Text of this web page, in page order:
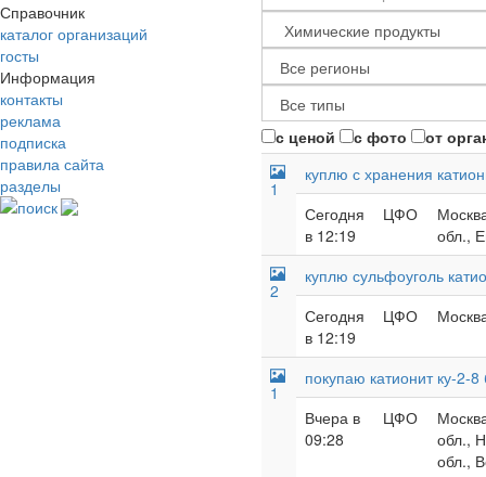
Справочник
каталог организаций
госты
Информация
контакты
реклама
подписка
правила сайта
разделы
поиск
с ценой с фото от
1
куплю с хранения
Сегодня
в 12:19
ЦФО
обл.,
2
куплю сульфоуголь
Сегодня
в 12:19
ЦФО
1
покупаю катионит ку-2-
Вчера в
09:28
ЦФО
обл.,
обл.,